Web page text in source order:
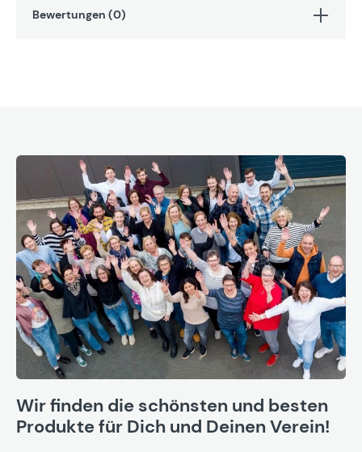
Bewertungen (0)
Wir finden die schönsten und besten
Produkte für Dich und Deinen Verein!